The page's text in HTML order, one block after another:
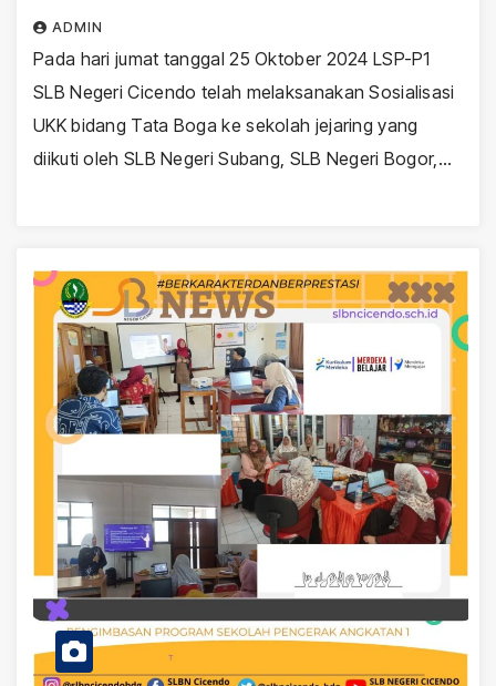
ADMIN
Pada hari jumat tanggal 25 Oktober 2024 LSP-P1
SLB Negeri Cicendo telah melaksanakan Sosialisasi
UKK bidang Tata Boga ke sekolah jejaring yang
diikuti oleh SLB Negeri Subang, SLB Negeri Bogor,…